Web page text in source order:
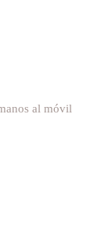
al móvil